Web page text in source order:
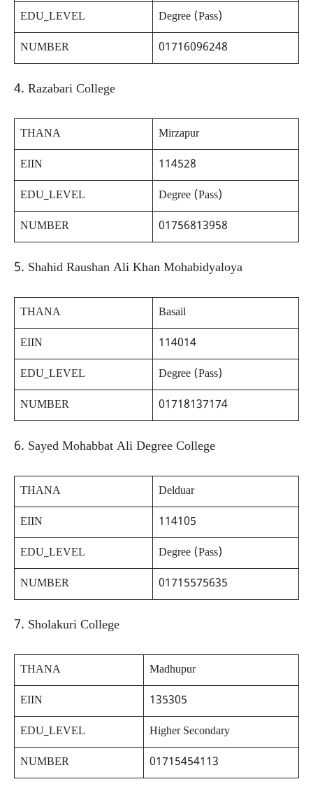
EDU_LEVEL
Degree (Pass)
NUMBER
01716096248
4. Razabari College
THANA
Mirzapur
EIIN
114528
EDU_LEVEL
Degree (Pass)
NUMBER
01756813958
5. Shahid Raushan Ali Khan Mohabidyaloya
THANA
Basail
EIIN
114014
EDU_LEVEL
Degree (Pass)
NUMBER
01718137174
6. Sayed Mohabbat Ali Degree College
THANA
Delduar
EIIN
114105
EDU_LEVEL
Degree (Pass)
NUMBER
01715575635
7. Sholakuri College
THANA
Madhupur
EIIN
135305
EDU_LEVEL
Higher Secondary
NUMBER
01715454113